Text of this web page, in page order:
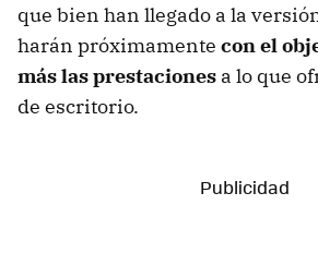
que bien han llegado a la
harán próximamente con el
más las prestaciones a lo que
de escritorio.